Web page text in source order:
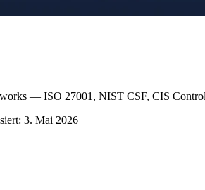
— ISO 27001, NIST CSF, CIS
3. Mai 2026